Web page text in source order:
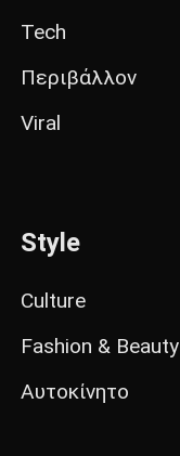
Tech
Περιβάλλον
Viral
Style
Culture
Fashion & Beauty
Αυτοκίνητο